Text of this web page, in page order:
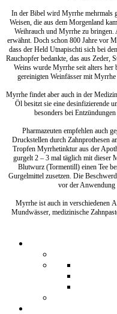
In der Bibel wird Myrrhe mehrmals
Weisen, die aus dem Morgenland
Weihrauch und Myrrhe zu
erwähnt. Doch schon 800 Jahre vor
dass der Held Utnapischti sich bei
Rauchopfer bedankte, das aus Zeder,
Weins wurde Myrrhe seit alters her
gereinigten Weinfässer mit Myrrhe
Myrrhe findet aber auch in der
Öl besitzt sie eine desinfizierende
besonders bei
Pharmazeuten empfehlen auch
Druckstellen durch Zahnprothesen
Tropfen Myrrhetinktur aus der
gurgelt 2 – 3 mal täglich mit dieser
Blutwurz (Tormentill) einen Tee
Gurgelmittel zusetzen. Die
vor der Anwendung
Myrrhe ist auch in verschiedenen
Mundwässer, medizinische